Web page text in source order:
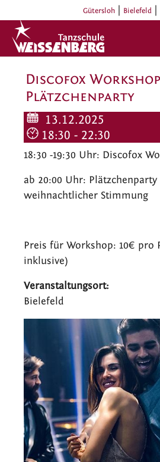
Zum Hauptinhalt springen
Gütersloh Bielefeld
Discofox
Plätzchenparty
13.12.2025
18:30 - 22:30
18:30 -19:30 Uhr: Discofox
ab 20:00 Uhr:
weihnachtlicher Stimmung
Preis für Workshop: 10€ pro
inklusive)
Veranstaltungsort:
Bielefeld